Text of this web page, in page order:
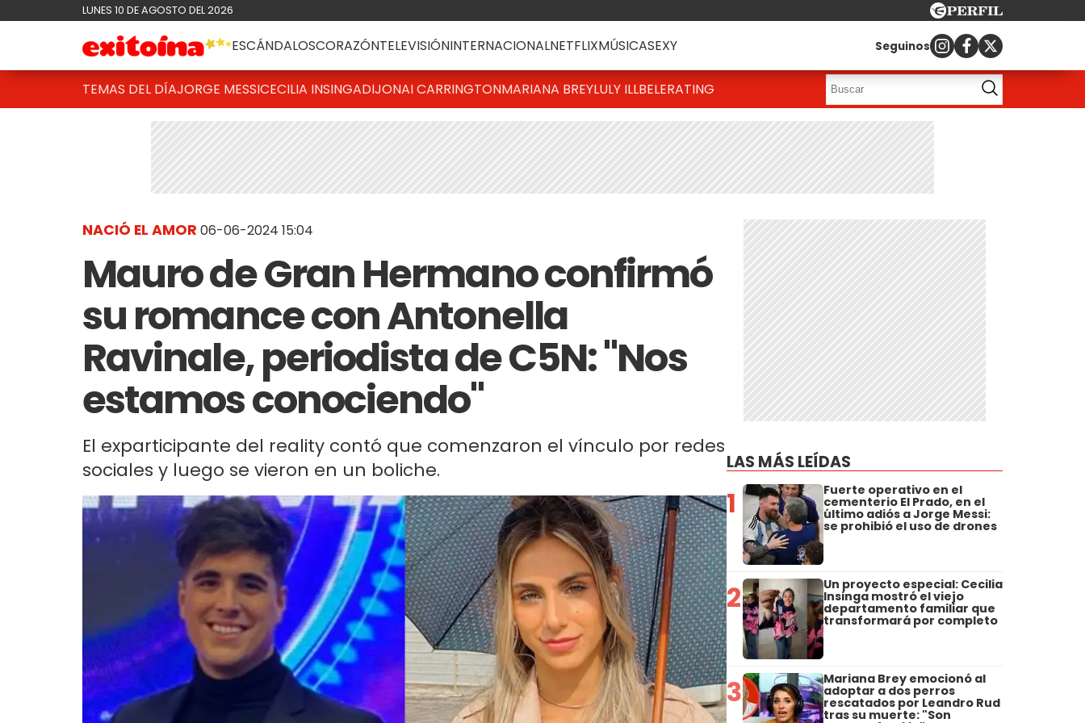
LUNES 10 DE AGOSTO DEL 2026
ESCÁNDALOSCORAZÓNTELEVISIÓNINTERNACIONALNETFLIXMÚSICASEXY Seguinos
TEMAS DEL DÍAJORGE MESSICECILIA INSINGADIJONAI CARRINGTONMARIANA BREYLULY ILLBELERATING
NACIÓ EL AMOR 06-06-2024 15:04
Mauro de Gran Hermano confirmó
su romance con Antonella
Ravinale, periodista de C5N: "Nos
estamos conociendo"
El exparticipante del reality contó que comenzaron el vínculo por redes
sociales y luego se vieron en un boliche.
LAS MÁS LEÍDAS
1 Fuerte operativo en el
cementerio El Prado, en el
último adiós a Jorge Messi:
se prohibió el uso de drones
2 Un proyecto especial: Cecilia
Insinga mostró el viejo
departamento familiar que
transformará por completo
3 Mariana Brey emocionó al
adoptar a dos perros
rescatados por Leandro Rud
tras su muerte: "Son